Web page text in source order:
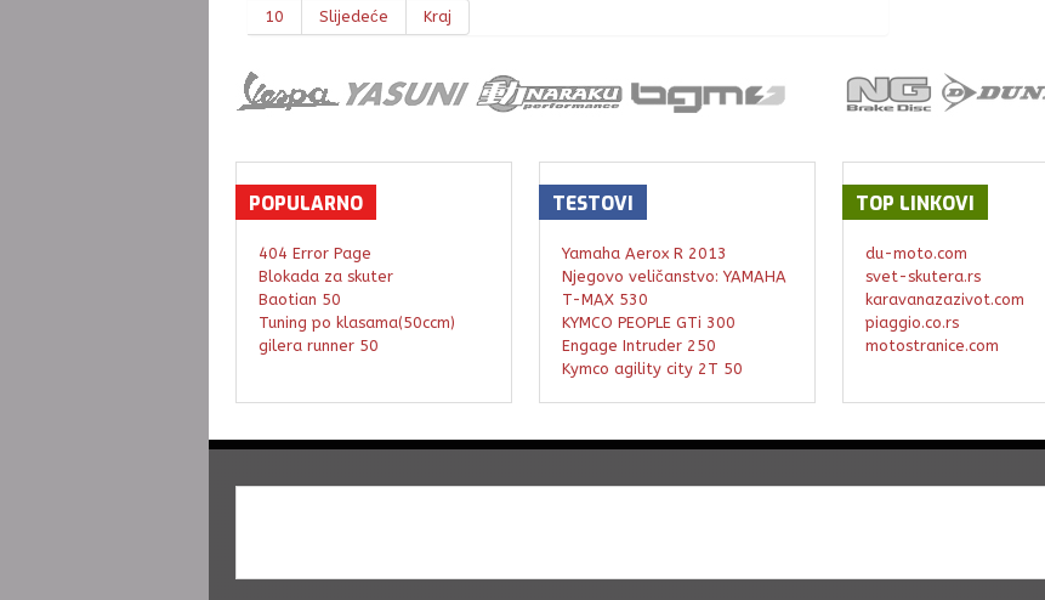
10
Slijedeće Kraj
POPULARNO
404 Error Page
Blokada za skuter
Baotian 50
Tuning po klasama(50ccm)
gilera runner 50
TESTOVI
Yamaha Aerox R 2013
Njegovo veličanstvo: YAMAHA
T-MAX 530
KYMCO PEOPLE GTi 300
Engage Intruder 250
Kymco agility city 2T 50
TOP LINKOVI
du-moto.com
svet-skutera.rs
karavanazazivot.com
piaggio.co.rs
motostranice.com